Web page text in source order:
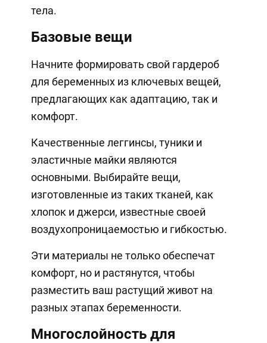
тела.
Базовые вещи
Начните формировать свой гардероб
для беременных из ключевых вещей,
предлагающих как адаптацию, так и
комфорт.
Качественные леггинсы, туники и
эластичные майки являются
основными. Выбирайте вещи,
изготовленные из таких тканей, как
хлопок и джерси, известные своей
воздухопроницаемостью и гибкостью.
Эти материалы не только обеспечат
комфорт, но и растянутся, чтобы
разместить ваш растущий живот на
разных этапах беременности.
Многослойность для